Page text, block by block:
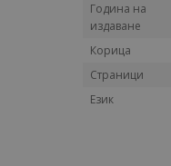
Година на
издаване
Корица
Страници
Език